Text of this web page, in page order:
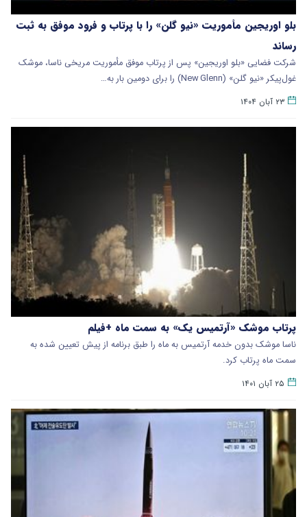
بلو اوریجین مأموریت «نیو گلن» را با پرتاب و فرود موفق به ثبت
رساند
شرکت فضایی «بلو اوریجین» پس از پرتاب موفق مأموریت مریخی ناسا، موشک
غول‌پیکر «نیو گلن» (New Glenn) را برای دومین بار به…
۲۳ آبان ۱۴۰۴
پرتاب موشک «آرتمیس یک» به سمت ماه +فیلم
ناسا موشک بدون خدمه آرتمیس به ماه را طبق برنامه از پیش تعیین شده به
سمت ماه پرتاب کرد.
۲۵ آبان ۱۴۰۱